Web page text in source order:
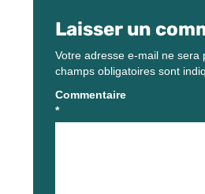
Laisser un
Votre adresse e-mail ne sera
champs obligatoires sont
Commentaire
*